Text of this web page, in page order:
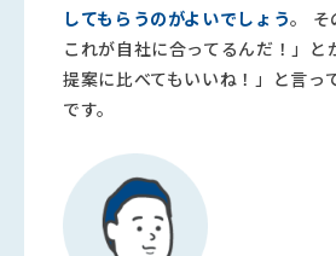
してもらうのがよいでしょう。 そ
これが自社に合ってるんだ！」と
提案に比べてもいいね！」と言っ
です。